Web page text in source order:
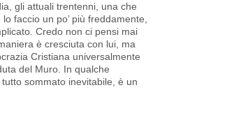
gli attuali trentenni, una che
faccio un po’ più freddamente,
Credo non ci pensi mai
è cresciuta con lui, ma
Cristiana universalmente
del Muro. In qualche
sommato inevitabile, è un